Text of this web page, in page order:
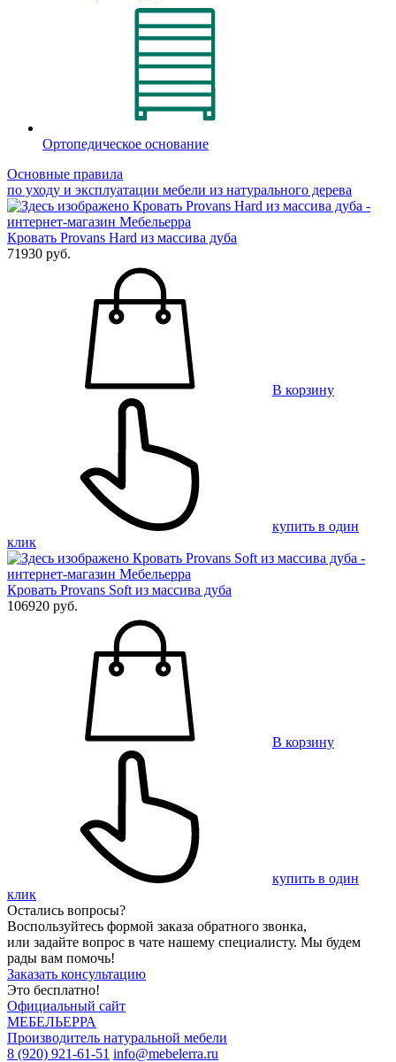
Ортопедическое основание
Основные правила
по уходу и эксплуатации мебели из натурального дерева
Кровать Provans Hard из массива дуба
71930 руб.
В корзину
купить в один
клик
Кровать Provans Soft из массива дуба
106920 руб.
В корзину
купить в один
клик
Остались вопросы?
Воспользуйтесь формой заказа обратного звонка,
или задайте вопрос в чате нашему специалисту. Мы будем
рады вам помочь!
Заказать консультацию
Это бесплатно!
Официальный сайт
МЕБЕЛЬЕРРА
Производитель натуральной мебели
8 (920) 921-61-51 info@mebelerra.ru